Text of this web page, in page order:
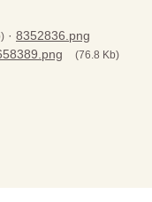
· 8352836.png
(76.8 Kb)